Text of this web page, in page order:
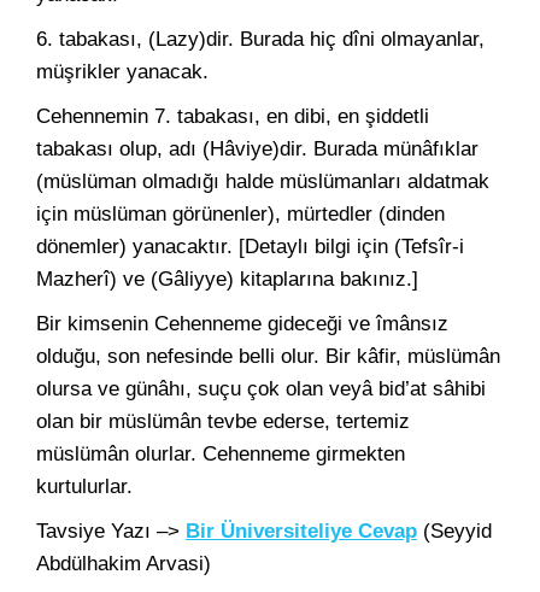
6. tabakası, (Lazy)dir. Burada hiç dîni olmayanlar,
müşrikler yanacak.
Cehennemin 7. tabakası, en dibi, en şiddetli
tabakası olup, adı (Hâviye)dir. Burada münâfıklar
(müslüman olmadığı halde müslümanları aldatmak
için müslüman görünenler), mürtedler (dinden
dönemler) yanacaktır. [Detaylı bilgi için (Tefsîr-i
Mazherî) ve (Gâliyye) kitaplarına bakınız.]
Bir kimsenin Cehenneme gideceği ve îmânsız
olduğu, son nefesinde belli olur. Bir kâfir, müslümân
olursa ve günâhı, suçu çok olan veyâ bid’at sâhibi
olan bir müslümân tevbe ederse, tertemiz
müslümân olurlar. Cehenneme girmekten
kurtulurlar.
Tavsiye Yazı –> Bir Üniversiteliye Cevap (Seyyid
Abdülhakim Arvasi)